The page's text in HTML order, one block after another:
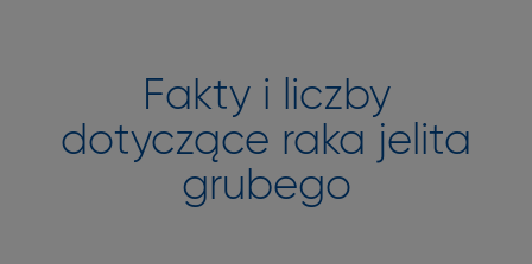
Fakty i liczby
dotyczące raka jelita
grubego